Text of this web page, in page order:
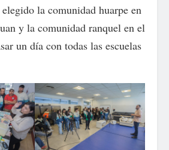
la comunidad huarpe en
y la comunidad ranquel en el
un día con todas las escuelas